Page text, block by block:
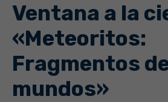
Ventana a la
«Meteoritos:
Fragmentos
mundos»